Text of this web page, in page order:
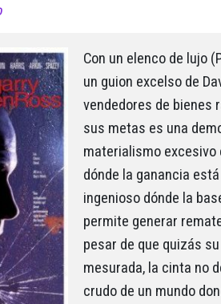
Con un elenco de lujo
un guion excelso de
vendedores de bienes
sus metas es una
materialismo
dónde la ganancia
ingenioso dónde la
permite generar
pesar de que quizás
mesurada, la cinta no
crudo de un mundo